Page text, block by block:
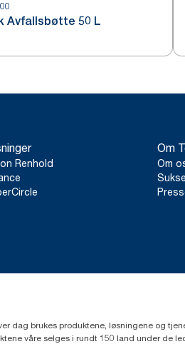
Avfallsbøtte 50 L
Renhold
Om
Om
dag brukes produktene, løsningene og
våre selges i rundt 150 land under de